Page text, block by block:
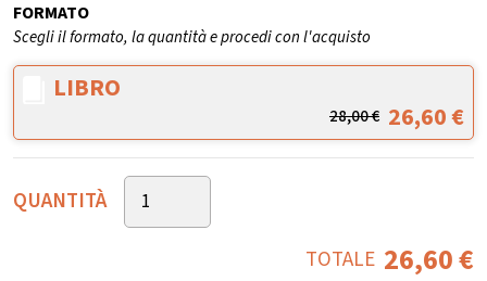
FORMATO
Scegli il formato, la quantità e procedi con l'acquisto
LIBRO
28,00€ 26,60€
QUANTITÀ
TOTALE 26,60€